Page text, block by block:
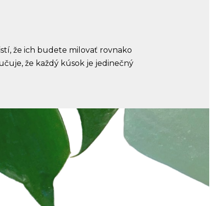
že ich budete milovať rovnako
že každý kúsok je jedinečný